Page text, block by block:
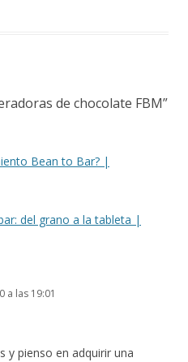
de chocolate FBM”
Bean to Bar? |
del grano a la tableta |
a las 19:01
y pienso en adquirir una